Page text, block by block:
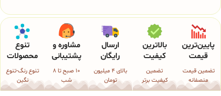
پایین‌ترین
قیمت
تضمین قیمت
منصفانه
بالاترین
کیفیت
تضمین
کیفیت برتر
ارسال
رایگان
بالای 4 میلیون
تومان
مشاوره و
پشتیبانی
10 صبح تا 8
شب
تنوع
محصولات
تنوع رنگ-تنوع
نگین